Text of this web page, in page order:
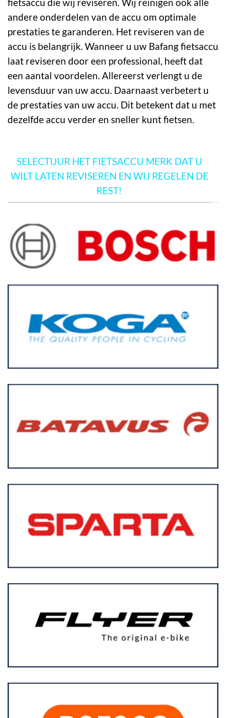
fietsaccu die wij reviseren. Wij reinigen ook alle
andere onderdelen van de accu om optimale
prestaties te garanderen. Het reviseren van de
accu is belangrijk. Wanneer u uw Bafang fietsaccu
laat reviseren door een professional, heeft dat
een aantal voordelen. Allereerst verlengt u de
levensduur van uw accu. Daarnaast verbetert u
de prestaties van uw accu. Dit betekent dat u met
dezelfde accu verder en sneller kunt fietsen.
SELECTUUR HET FIETSACCU MERK DAT U
WILT LATEN REVISEREN EN WIJ REGELEN DE
REST!